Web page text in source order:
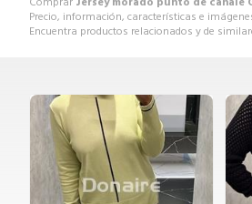
Precio, información, características e
Encuentra productos relacionados y de